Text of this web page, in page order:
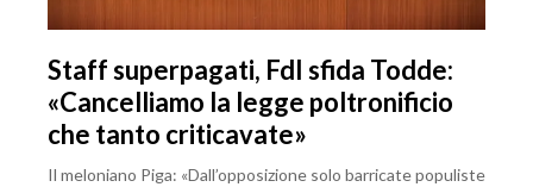
Staff superpagati, FdI sfida Todde:
«Cancelliamo la legge poltronificio
che tanto criticavate»
Il meloniano Piga: «Dall’opposizione solo barricate populiste